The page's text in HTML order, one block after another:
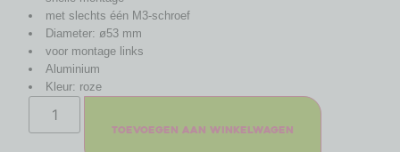
met slechts één M3-schroef
Diameter: ø53 mm
voor montage links
Aluminium
Kleur: roze
Toevoegen aan winkelwagen